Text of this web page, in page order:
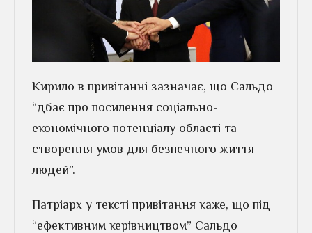
Кирило в привітанні зазначає, що Сальдо
“дбає про посилення соціально-
економічного потенціалу області та
створення умов для безпечного життя
людей”.
Патріарх у тексті привітання каже, що під
“ефективним керівництвом” Сальдо